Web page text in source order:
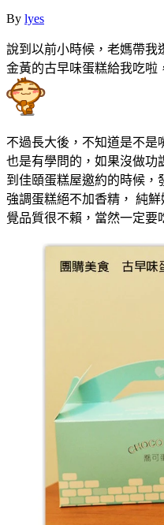
By lyes
說到以前小時候，老媽帶我
金黃的古早味蛋糕給我吃啦
不過長大後，不知道是不是
也是有學問的，如果沒做功
到佳頤蛋糕屋邀約的時候，
強調蛋糕絕不加香精， 純
覺品質很不賴，當然一定要